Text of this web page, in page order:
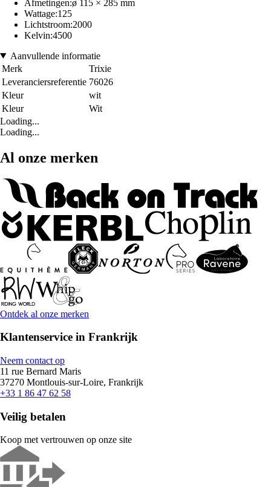
Afmetingen:ø 115 × 285 mm
Wattage:125
Lichtstroom:2000
Kelvin:4500
Aanvullende informatie
Merk
Trixie
Leveranciersreferentie 76026
Kleur
wit
Kleur
Wit
Loading...
Loading...
Al onze merken
Ontdek al onze merken
Klantenservice in Frankrijk
Neem contact op
11 rue Bernard Maris
37270 Montlouis-sur-Loire, Frankrijk
+33 1 86 47 62 58
Veilig betalen
Koop met vertrouwen op onze site